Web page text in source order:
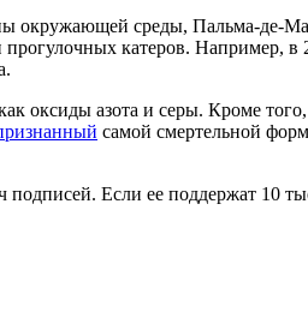
окружающей среды, Пальма-де-
катеров. Например,
оксиды азота и серы. Кроме
самой смертельной
подписей. Если ее поддержат 10